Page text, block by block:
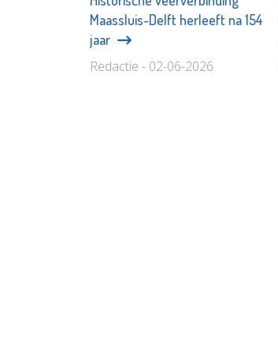
Maassluis-Delft herleeft na 154
jaar
Redactie - 02-06-2026